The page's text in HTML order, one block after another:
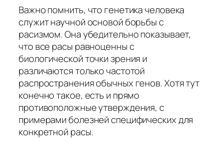
Важно помнить, что генетика человека
служит научной основой борьбы с
расизмом. Она убедительно показывает,
что все расы равноценны с
биологической точки зрения и
различаются только частотой
распространения обычных генов. Хотя тут
конечно такое, есть и прямо
противоположные утверждения, с
примерами болезней специфических для
конкретной расы.